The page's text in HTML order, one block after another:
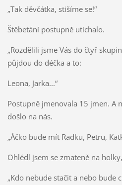
„Tak děvčátka, stišíme se!“
Štěbetání postupně utichalo.
„Rozdělili jsme Vás do čtyř
půjdou do déčka a to:
Leona, Jarka...“
Postupně jmenovala 15 jmen. A
došlo na nás.
„Áčko bude mít Radku, Petru,
Ohlédl jsem se zmateně na
„Kdo nebude stačit a nebo bude